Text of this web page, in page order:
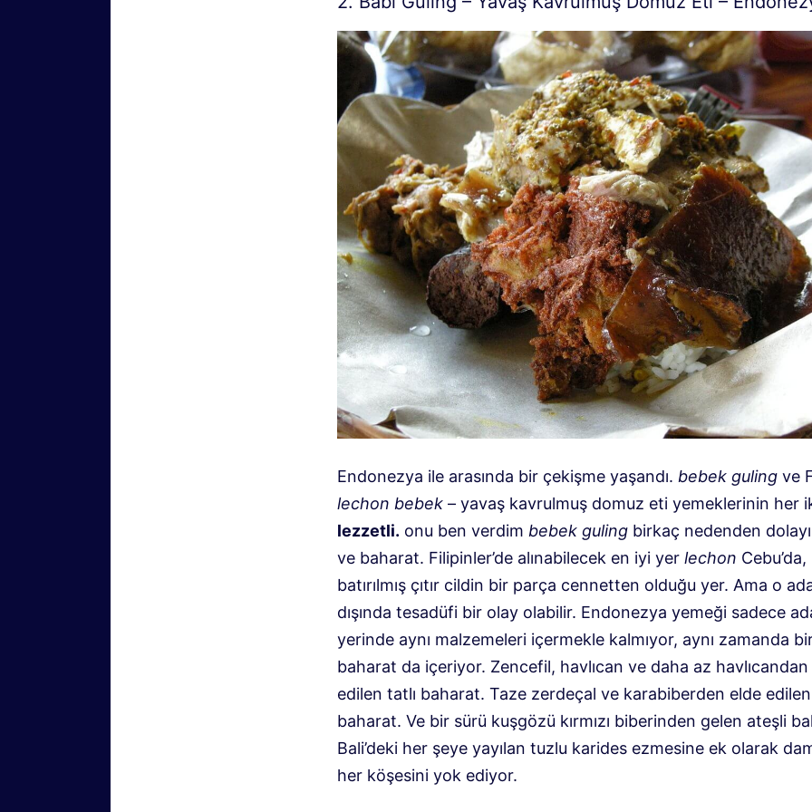
Endonezya ile arasında bir çekişme yaşandı. bebek guling ve
lechon bebek – yavaş kavrulmuş domuz eti yemeklerinin her
lezzetli. onu ben verdim bebek guling birkaç nedenden
ve baharat. Filipinler’de alınabilecek en iyi yer lechon Cebu’da,
batırılmış çıtır cildin bir parça cennetten olduğu yer. Ama o
dışında tesadüfi bir olay olabilir. Endonezya yemeği sadece
yerinde aynı malzemeleri içermekle kalmıyor, aynı zamanda
baharat da içeriyor. Zencefil, havlıcan ve daha az
edilen tatlı baharat. Taze zerdeçal ve karabiberden elde
baharat. Ve bir sürü kuşgözü kırmızı biberinden gelen ateşli
Bali’deki her şeye yayılan tuzlu karides ezmesine ek olarak
her köşesini yok ediyor.